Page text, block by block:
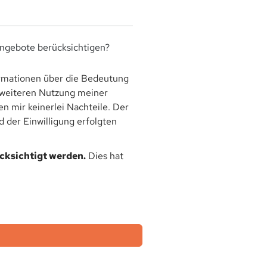
berücksichtigen?
über die Bedeutung
Nutzung meiner
mir keinerlei Nachteile. Der
der Einwilligung erfolgten
werden.Dies hat